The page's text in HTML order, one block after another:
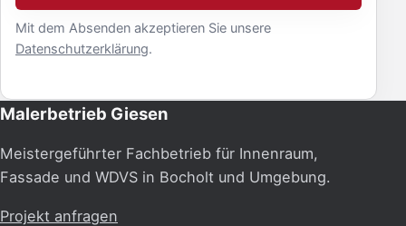
Mit dem Absenden akzeptieren Sie unsere
Datenschutzerklärung.
Malerbetrieb Giesen
Meistergeführter Fachbetrieb für Innenraum,
Fassade und WDVS in Bocholt und Umgebung.
Projekt anfragen